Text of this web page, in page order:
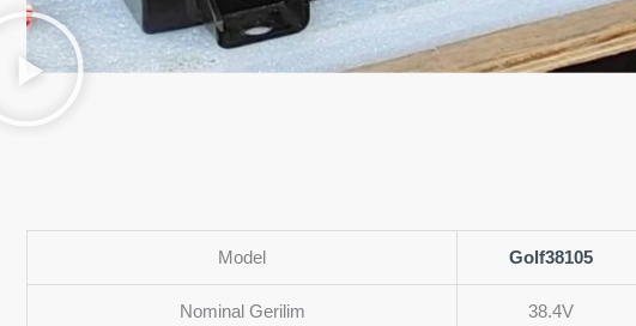
Model Golf38105
Nominal Gerilim 38.4V